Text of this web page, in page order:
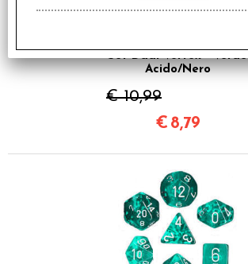
Set Dadi Vortex - Verde
Acido/Nero
€ 10,99
€ 8,79